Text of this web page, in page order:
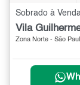
Sobrado à
Vila
Zona Norte - São